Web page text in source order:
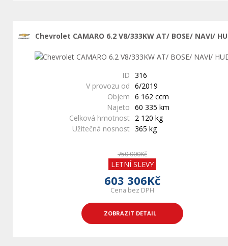
Chevrolet CAMARO 6.2 V8/333KW AT/ BOSE/ NAVI/
ID 316
V provozu od 6/2019
Objem 6 162 ccm
Najeto 60 335 km
Celková hmotnost
2 120 kg
Užitečná nosnost 365 kg
750 000Kč
LETNÍ SLEVY
603 306Kč
Cena bez DPH
ZOBRAZIT DETAIL